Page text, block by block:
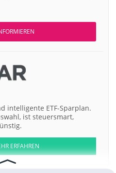
intelligente ETF-Sparplan.
ist steuersmart,
ERFAHREN